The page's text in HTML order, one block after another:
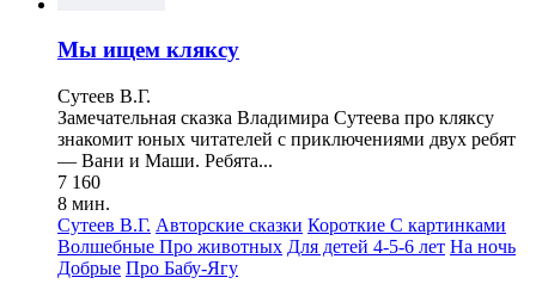
Мы ищем кляксу
Сутеев В.Г.
Замечательная сказка Владимира Сутеева про кляксу
знакомит юных читателей с приключениями двух ребят
— Вани и Маши. Ребята...
7 160
8 мин.
Сутеев В.Г. Авторские сказки Короткие С картинками
Волшебные Про животных Для детей 4-5-6 лет На ночь
Добрые Про Бабу-Ягу